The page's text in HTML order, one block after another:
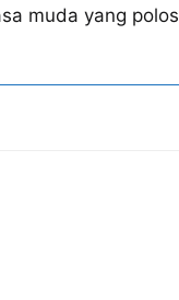
muda yang polos